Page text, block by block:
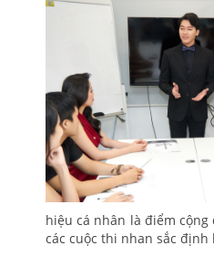
hiệu cá nhân là điểm
các cuộc thi nhan sắc